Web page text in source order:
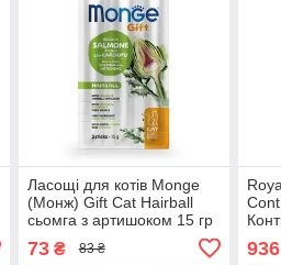
Ласощі для котів Monge
(Монж) Gift Cat Hairball
сьомга з артишоком 15 гр
73₴ 83 ₴
КГ
936